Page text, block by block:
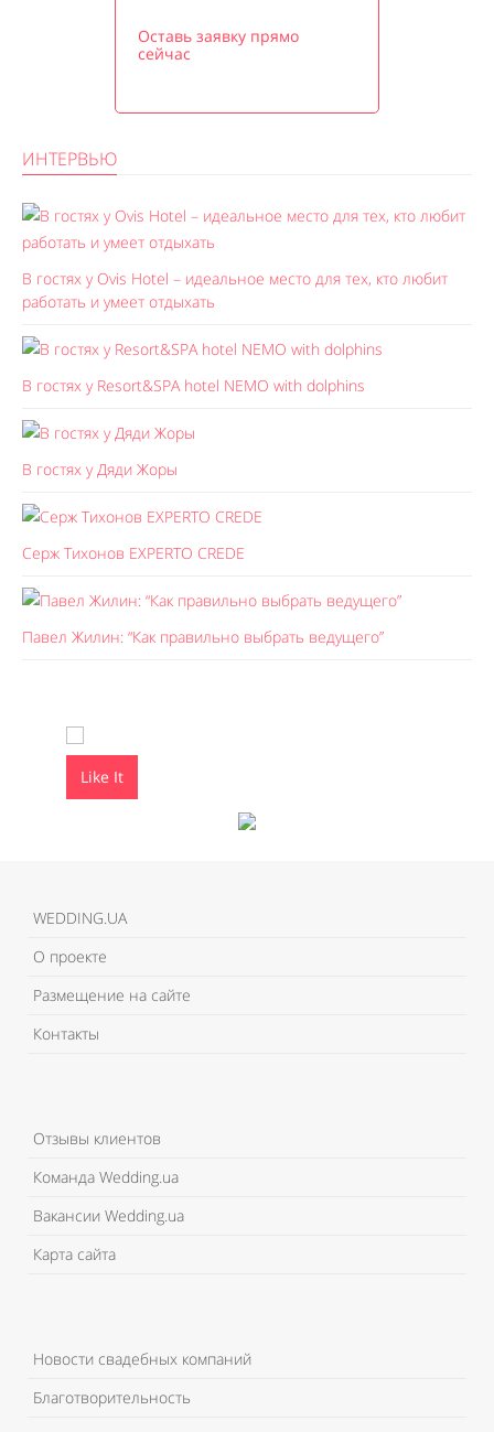
Оставь заявку прямо
сейчас
ИНТЕРВЬЮ
В гостях у Ovis Hotel – идеальное место для тех, кто любит
работать и умеет отдыхать
В гостях у Resort&SPA hotel NEMO with dolphins
В гостях у Дяди Жоры
Серж Тихонов EXPERTO CREDE
Павел Жилин: “Как правильно выбрать ведущего”
Like It
WEDDING.UA
О проекте
Размещение на сайте
Контакты
Отзывы клиентов
Команда Wedding.ua
Вакансии Wedding.ua
Карта сайта
Новости свадебных компаний
Благотворительность